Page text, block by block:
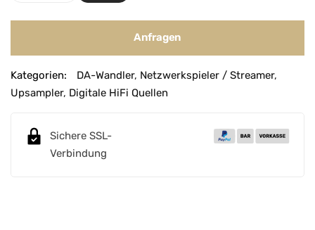
Anfragen
l
t
Kategorien: DA-Wandler, Netzwerkspieler / Streamer,
Upsampler, Digitale HiFi Quellen
Sichere SSL-
Verbindung